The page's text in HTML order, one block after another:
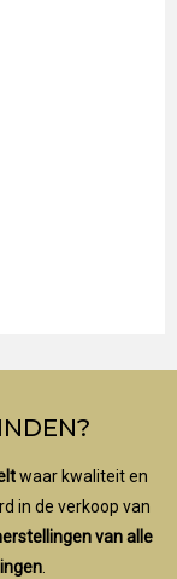
waar kwaliteit en
in de verkoop van
van alle
.